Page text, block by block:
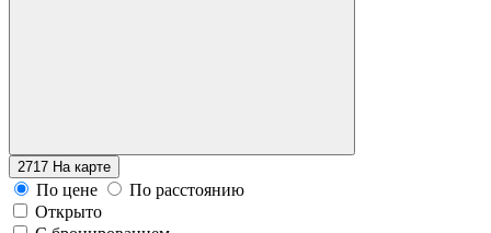
2717 На карте
По цене
По расстоянию
Открыто